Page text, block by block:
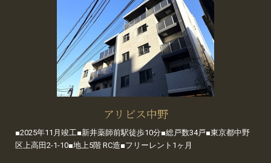
アリビス中野
■2025年11月竣工■新井薬師前駅徒歩10分■総戸数34戸■東京都中野
区上高田2-1-10■地上5階 RC造■フリーレント1ヶ月